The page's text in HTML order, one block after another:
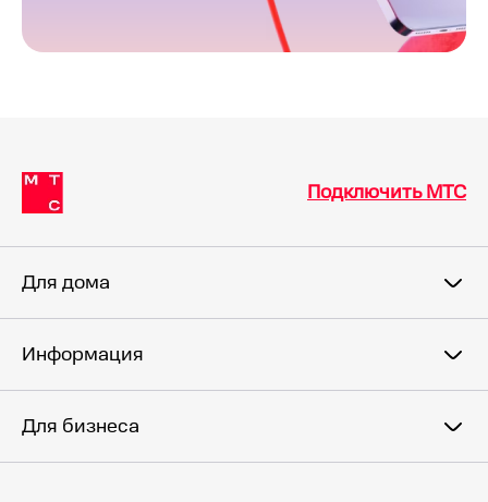
Подключить МТС
Для дома
Информация
Для бизнеса